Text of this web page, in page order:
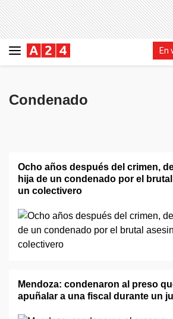
En
Condenado
Ocho años después del crimen,
hija de un condenado por el
un colectivero
Mendoza: condenaron al preso
apuñalar a una fiscal durante un